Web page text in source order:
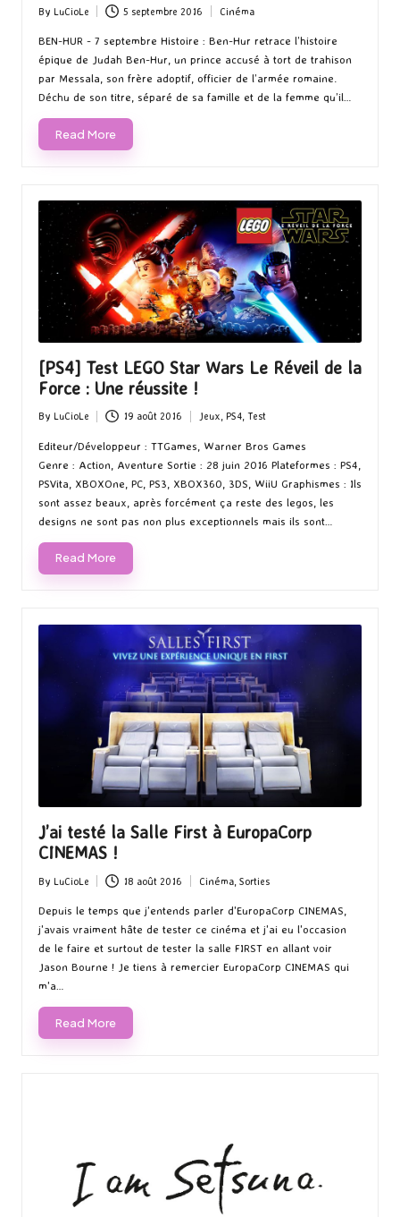
Posted
by
By LuCioLe 5 septembre 2016
Posted
in
Cinéma
BEN-HUR - 7 septembre Histoire : Ben-Hur retrace l’histoire
épique de Judah Ben-Hur, un prince accusé à tort de trahison
par Messala, son frère adoptif, officier de l’armée romaine.
Déchu de son titre, séparé de sa famille et de la femme qu’il…
Read More
[PS4] Test LEGO Star Wars Le Réveil de la
Force : Une réussite !
Posted
by
By LuCioLe 19 août 2016
Posted
in
Jeux, PS4, Test
Editeur/Développeur : TTGames, Warner Bros Games
Genre : Action, Aventure Sortie : 28 juin 2016 Plateformes : PS4,
PSVita, XBOXOne, PC, PS3, XBOX360, 3DS, WiiU Graphismes : Ils
sont assez beaux, après forcément ça reste des legos, les
designs ne sont pas non plus exceptionnels mais ils sont…
Read More
J’ai testé la Salle First à EuropaCorp
CINEMAS !
Posted
by
By LuCioLe 18 août 2016
Posted
in
Cinéma, Sorties
Depuis le temps que j'entends parler d'EuropaCorp CINEMAS,
j'avais vraiment hâte de tester ce cinéma et j'ai eu l'occasion
de le faire et surtout de tester la salle FIRST en allant voir
Jason Bourne ! Je tiens à remercier EuropaCorp CINEMAS qui
m'a…
Read More